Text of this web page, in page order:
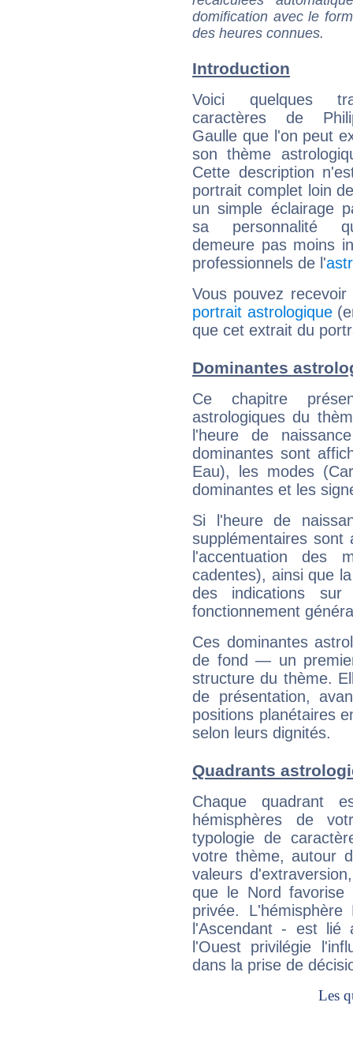
domification avec le
des heures connues.
Introduction
Voici quelques
caractères de
Gaulle que l'on peut
son thème
Cette description
portrait complet loin
un simple éclairage
sa personnalité
demeure pas moins
professionnels de l'
Vous pouvez
portrait astrologique
que cet extrait du
Dominantes
Ce chapitre
astrologiques du
l'heure de
dominantes sont
Eau), les modes
dominantes et les
Si l'heure de
supplémentaires sont
l'accentuation des
cadentes), ainsi que
des indications sur
fonctionnement
Ces dominantes
de fond — un
structure du thème.
de présentation,
positions planétaires
selon leurs dignités.
Quadrants
Chaque quadrant
hémisphères de
typologie de
votre thème, autour
valeurs
que le Nord favorise
privée.
l'Ascendant - est
l'Ouest privilégie
dans la prise de